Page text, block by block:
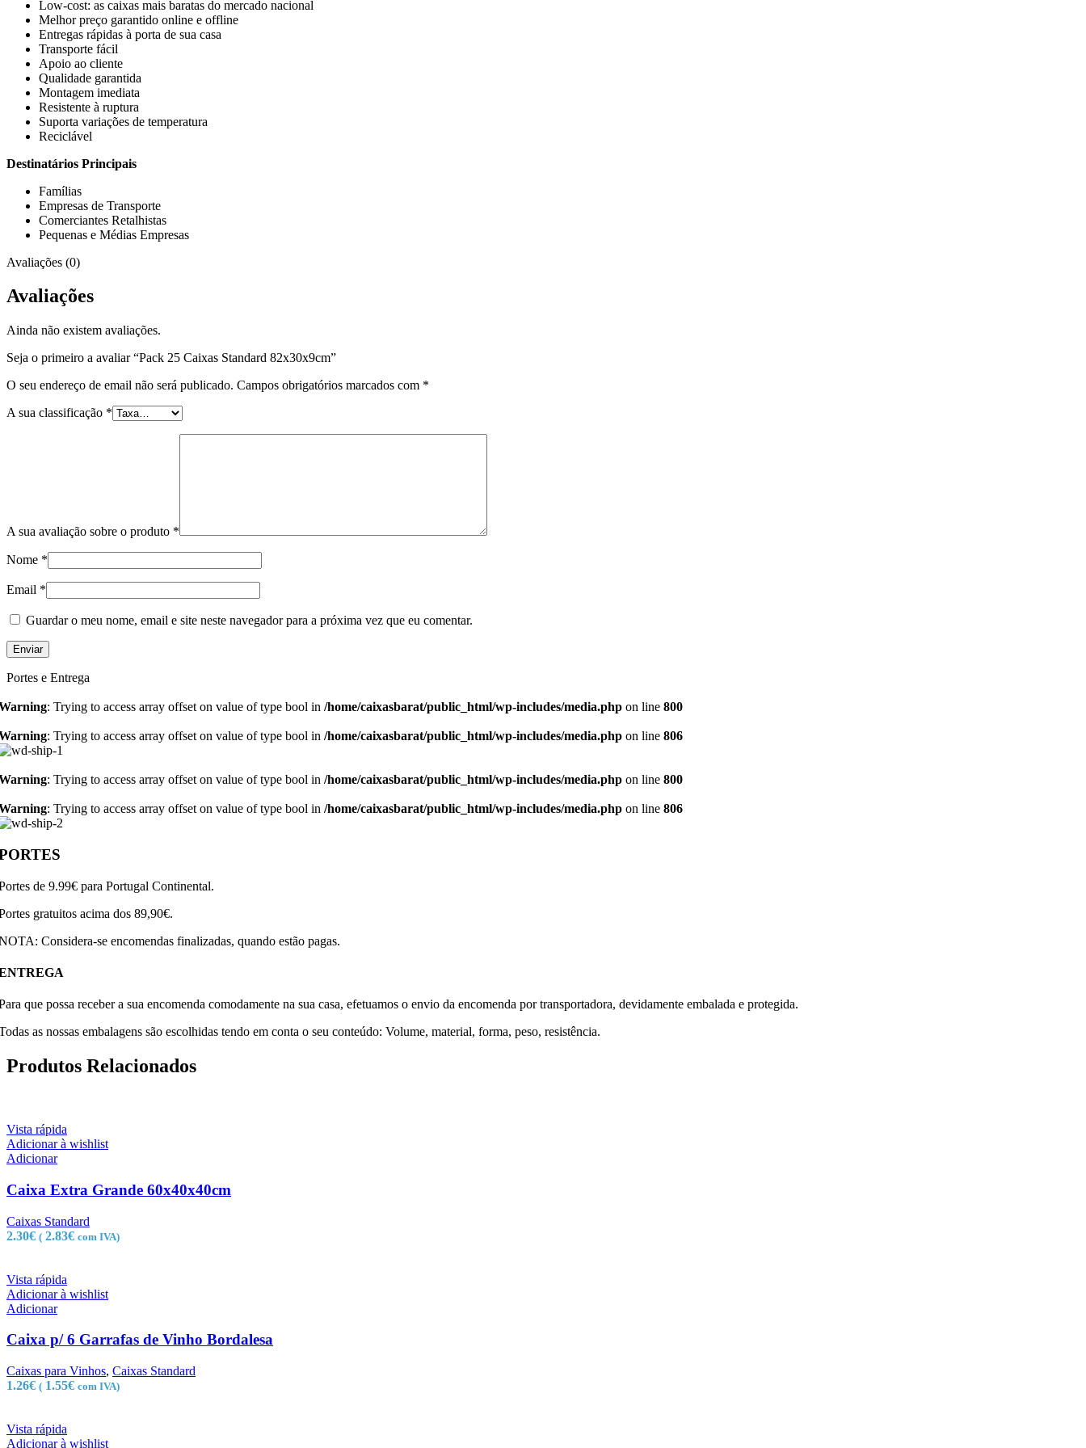
Low-cost: as caixas mais baratas do mercado nacional
Melhor preço garantido online e offline
Entregas rápidas à porta de sua casa
Transporte fácil
Apoio ao cliente
Qualidade garantida
Montagem imediata
Resistente à ruptura
Suporta variações de temperatura
Reciclável
Destinatários Principais
Famílias
Empresas de Transporte
Comerciantes Retalhistas
Pequenas e Médias Empresas
Avaliações (0)
Avaliações
Ainda não existem avaliações.
Seja o primeiro a avaliar “Pack 25 Caixas Standard 82x30x9cm”
O seu endereço de email não será publicado. Campos obrigatórios marcados com *
A sua classificação *
A sua avaliação sobre o produto *
Nome *
Email *
Guardar o meu nome, email e site neste navegador para a próxima vez que eu comentar.
Portes e Entrega
: Trying to access array offset on value of type bool in /home/caixasbarat/public_html/wp-includes/media.php on line 800
: Trying to access array offset on value of type bool in /home/caixasbarat/public_html/wp-includes/media.php on line 806
: Trying to access array offset on value of type bool in /home/caixasbarat/public_html/wp-includes/media.php on line 800
: Trying to access array offset on value of type bool in /home/caixasbarat/public_html/wp-includes/media.php on line 806
de 9.99€ para Portugal Continental.
gratuitos acima dos 89,90€.
Considera-se encomendas finalizadas, quando estão pagas.
que possa receber a sua encomenda comodamente na sua casa, efetuamos o envio da encomenda por transportadora, devidamente embalada e protegida.
as nossas embalagens são escolhidas tendo em conta o seu conteúdo: Volume, material, forma, peso, resistência.
Produtos Relacionados
Vista rápida
Adicionar à wishlist
Adicionar
Caixa Extra Grande 60x40x40cm
Caixas Standard
2.30€ ( 2.83€ com IVA)
Vista rápida
Adicionar à wishlist
Adicionar
Caixa p/ 6 Garrafas de Vinho Bordalesa
Caixas para Vinhos, Caixas Standard
1.26€ ( 1.55€ com IVA)
Vista rápida
Adicionar à wishlist